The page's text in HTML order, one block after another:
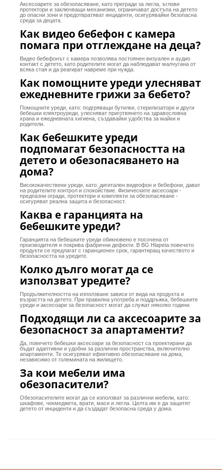
Аксесоарите за обезопасяване, като прегради за легла, ъглови
протектори и заключващи механизми, ограничават достъпа на детето
до опасни зони и предотвратяват инциденти, осигурявайки безопасна
среда за децата.
Как видео бебефон с камера
помага при отглеждане на деца?
Видео бебефонът с камера позволява постоянен визуален и аудио
контакт с детето, като родителите могат да наблюдават малчугана от
всяка стая и да реагират навреме при нужда.
Как помощните уреди улесняват
ежедневните грижи за бебето?
Помощните уреди, като: подгряващи бутилки, стерилизатори и други
бебешки електроуреди, улесняват приготвянето на здравословна
храна и ежедневната хигиена, създавайки удобства за майки и
родители.
Как бебешките уреди
подпомагат безопасността на
детето и обезопасяването на
дома?
Висококачествени уреди, като: дигитален видеофон и бебефони, дават
на родителите контрол и спокойствие. Физическите аксесоари -
предпазни огради, протектори и комплекти за обезопасяване -
осигуряват реална защита и безопасност.
Каква е гаранцията на
бебешките уреди?
Гаранцията на бебешките уреди обикновено е посочена от
производителя и покрива фабрични дефекти. В BG Hlapeta повечето
продукти се предлагат с гаранционен срок, гарантиращ качеството и
безопасността на уредите.
Колко дълго могат да се
използват уредите?
Продължителността на използване зависи от вида на продукта и
възрастта на детето. При правилна употреба и поддръжка, бебешките
уреди и аксесоари за безопасност могат да служат няколко години.
Подходящи ли са аксесоарите за
безопасност за апартаменти?
Да, повечето бебешки аксесоари за безопасност са проектирани да
бъдат адаптивни и удобни за различни пространства, включително
апартаменти. Те осигуряват ефективно обезопасяване на дома,
независимо от големината на жилището.
За кои мебели има
обезопасители?
Обезопасителите могат да се използват за различни мебели, като:
шкафове, чекмеджета, врати, маси и легла. Целта им е да защитят
детето от инциденти и да създадат безопасна среда у дома.